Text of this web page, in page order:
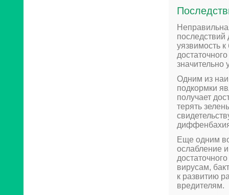
последствий
уязвимость
значительно
Одним из
подкормки
получает
терять
Еще одним
ослабление
вирусам,
к развитию
вредителям.